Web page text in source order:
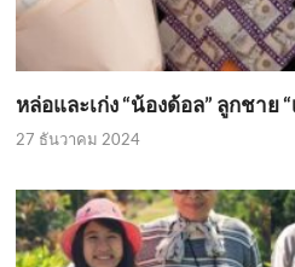
หล่อและเก่ง “น้องด้อล” ลูกชาย
27 ธันวาคม 2024